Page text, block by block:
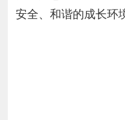
安全、和谐的成长环